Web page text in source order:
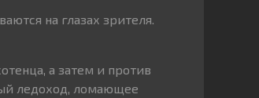
на глазах зрителя.
а затем и против
ледоход, ломающее